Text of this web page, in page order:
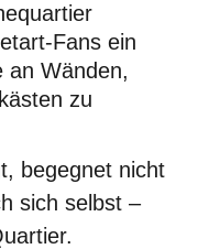
Fans ein
an Wänden,
zu
begegnet nicht
sich selbst –